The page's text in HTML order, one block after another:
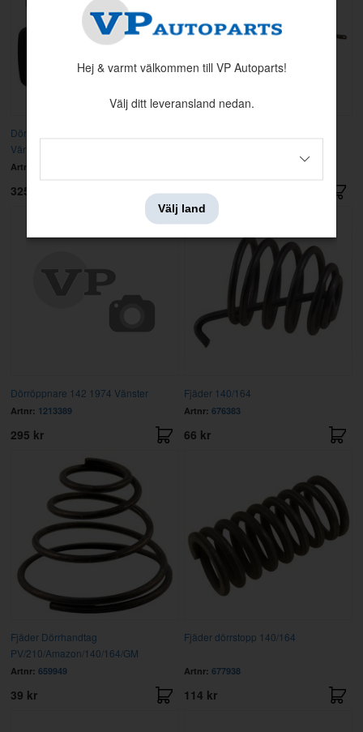
Dörrhandtag 140/164/240 72-93 yttre
Vänster Fram & bak
Artnr:
325 kr 369 kr
Dörröppnare 142 1974 Vänster
Artnr: 1213389
295 kr
Fjäder 140/164
Artnr: 676383
66 kr
Fjäder Dörrhandtag
PV/210/Amazon/140/164/GM
Artnr: 659949
39 kr
Fjäder dörrstopp 140/164
Artnr: 677938
114 kr
Hej & varmt välkommen till VP Autoparts!
Välj ditt leveransland nedan.
Välj land